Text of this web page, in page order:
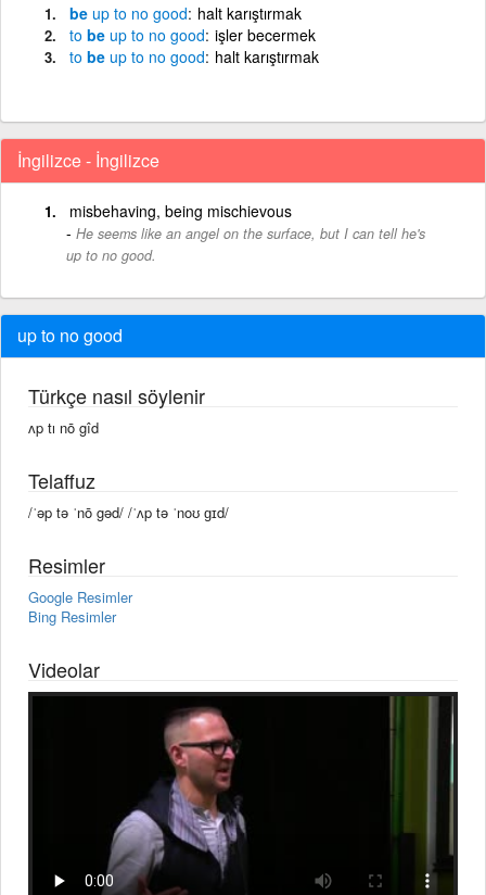
be up to no good halt karıştırmak
to be up to no good işler becermek
to be up to no good halt karıştırmak
İngilizce - İngilizce
misbehaving, being mischievous
He seems like an angel on the surface, but I can tell he's
up to no good.
up to no good
Türkçe nasıl söylenir
ʌp tı nō gîd
Telaffuz
/ˈəp tə ˈnō gəd/ /ˈʌp tə ˈnoʊ ɡɪd/
Resimler
Google Resimler
Bing Resimler
Videolar